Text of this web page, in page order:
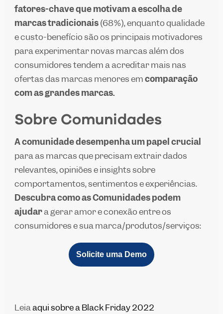
fatores-chave que motivam a escolha de
marcas tradicionais(68%), enquanto qualidade
e custo-benefício são os principais motivadores
para experimentar novas marcas além dos
consumidores tendem a acreditar mais nas
ofertas das marcas menores emcomparação
com as grandes marcas.
Sobre Comunidades
A comunidade desempenha um papel crucial
para as marcas que precisam extrair dados
relevantes, opiniões e insights sobre
comportamentos, sentimentos e experiências.
Descubra como as Comunidades podem
ajudara gerar amor e conexão entre os
consumidores e sua marca/produtos/serviços:
Solicite uma Demo
Leiaaquisobre a Black Friday 2022